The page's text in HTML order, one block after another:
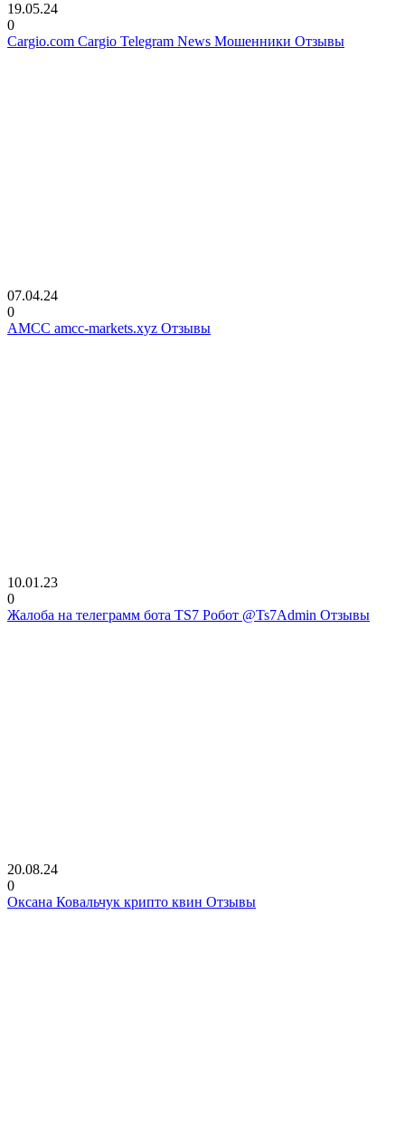
19.05.24
0
Cargio.com Cargio Telegram News Мошенники Отзывы
07.04.24
0
АМСС amcc-markets.xyz Отзывы
10.01.23
0
Жалоба на телеграмм бота TS7 Робот @Ts7Admin Отзывы
20.08.24
0
Оксана Ковальчук крипто квин Отзывы